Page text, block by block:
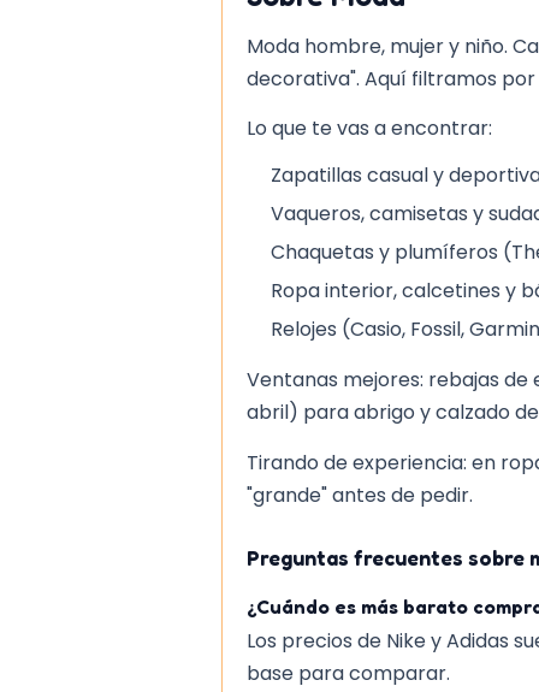
Asegúrate de que el tamaño
largo real del pie; la medida
tabla de tallas del fabricante.
incomodidad. El cierre debe
tobillo, lo que garantiza una
Finalmente, revisa que el
cualquier variación puede
El precio del modelo se
opciones sin preocuparse por
Moda hombre, mujer y niño.
decorativa". Aquí filtramos
Lo que te vas a encontrar:
Zapatillas casual y
Vaqueros, camisetas y
Chaquetas y plumíferos
Ropa interior, calcetines y
Relojes (Casio, Fossil,
Ventanas mejores: rebajas
abril) para abrigo y calzado
Tirando de experiencia: en
"grande" antes de pedir.
Preguntas frecuentes sobre
¿Cuándo es más barato
Los precios de Nike y Adidas
base para comparar.